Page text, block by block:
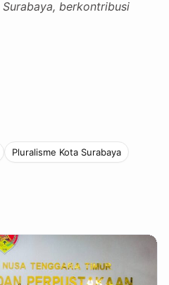
berkontribusi
Pluralisme Kota Surabaya